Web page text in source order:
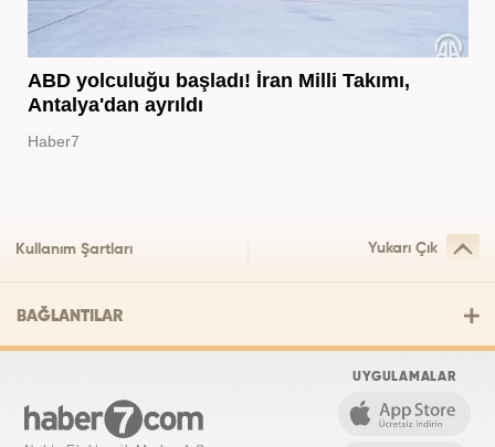
ABD yolculuğu başladı! İran Milli Takımı,
Antalya'dan ayrıldı
Haber7
Kullanım Şartları Yukarı Çık
BAĞLANTILAR
UYGULAMALAR